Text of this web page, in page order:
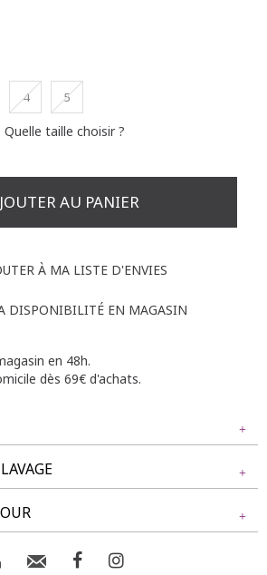
4 5
Quelle taille choisir ?
AU PANIER
À MA LISTE D'ENVIES
DISPONIBILITÉ EN MAGASIN
en 48h.
dès 69€ d'achats.
avec détails strass. Coupe slim.
fermeture zippée sous bord avec
2 fausses poches cavalières et une
2 poches plaquées au dos. Imprimé
ciré. Matière extensible. Détails strass
Passants pour ceinture. Surpiqûres
19% POLYAMIDE, 3%
: